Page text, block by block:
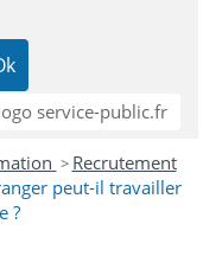
> Recrutement
peut-il travailler
?